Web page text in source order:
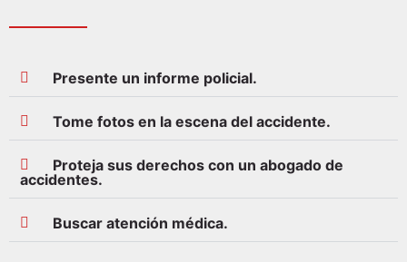
Presente un informe policial.
Tome fotos en la escena del accidente.
Proteja sus derechos con un abogado de
accidentes.
Buscar atención médica.